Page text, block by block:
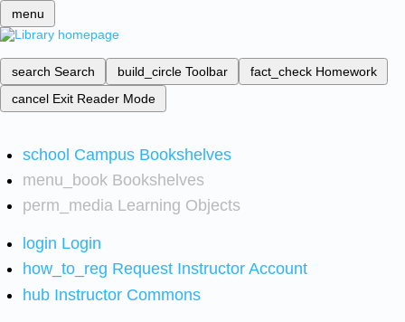
menu
search Search build_circle Toolbar fact_check Homework
cancel Exit Reader Mode
school Campus Bookshelves
menu_book Bookshelves
perm_media Learning Objects
login Login
how_to_reg Request Instructor Account
hub Instructor Commons